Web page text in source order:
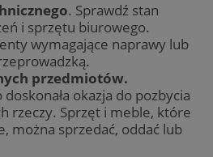
. Sprawdź stan
i sprzętu biurowego.
wymagające naprawy lub
przedmiotów.
okazja do pozbycia
rzeczy. Sprzęt i meble, które
można sprzedać, oddać lub